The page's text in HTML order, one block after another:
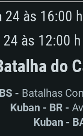
bit)
11: AMD
Resolução
11.0 ou
(Intel Xeon
mais
drivers mais
24 às 16:00
24 às 12:00
do
- Batalhas
Kuban - BR -
Kuban -